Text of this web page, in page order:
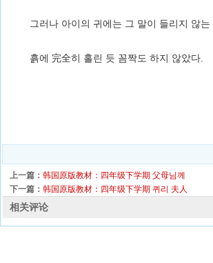
그러나 아이의 귀에는 그 말이 들리지 않는
흙에 完全히 홀린 듯 꼼짝도 하지 않았다.
上一篇： 韩国原版教材：四年级下学期 父母님께
下一篇： 韩国原版教材：四年级下学期 퀴리 夫人
相关评论